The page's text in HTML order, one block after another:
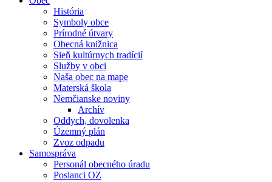
História
Symboly obce
Prírodné útvary
Obecná knižnica
Sieň kultúrnych tradícií
Služby v obci
Naša obec na mape
Materská škola
Nemčianske noviny
Archív
Oddych, dovolenka
Územný plán
Zvoz odpadu
Samospráva
Personál obecného úradu
Poslanci OZ